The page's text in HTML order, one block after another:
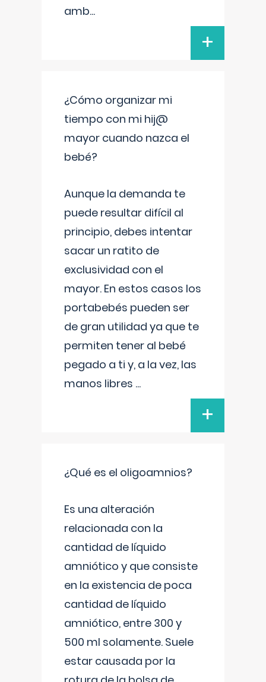
amb...
+
¿Cómo organizar mi
tiempo con mi hij@
mayor cuando nazca el
bebé?
Aunque la demanda te
puede resultar difícil al
principio, debes intentar
sacar un ratito de
exclusividad con el
mayor. En estos casos los
portabebés pueden ser
de gran utilidad ya que te
permiten tener al bebé
pegado a ti y, a la vez, las
manos libres ...
+
¿Qué es el oligoamnios?
Es una alteración
relacionada con la
cantidad de líquido
amniótico y que consiste
en la existencia de poca
cantidad de líquido
amniótico, entre 300 y
500 ml solamente. Suele
estar causada por la